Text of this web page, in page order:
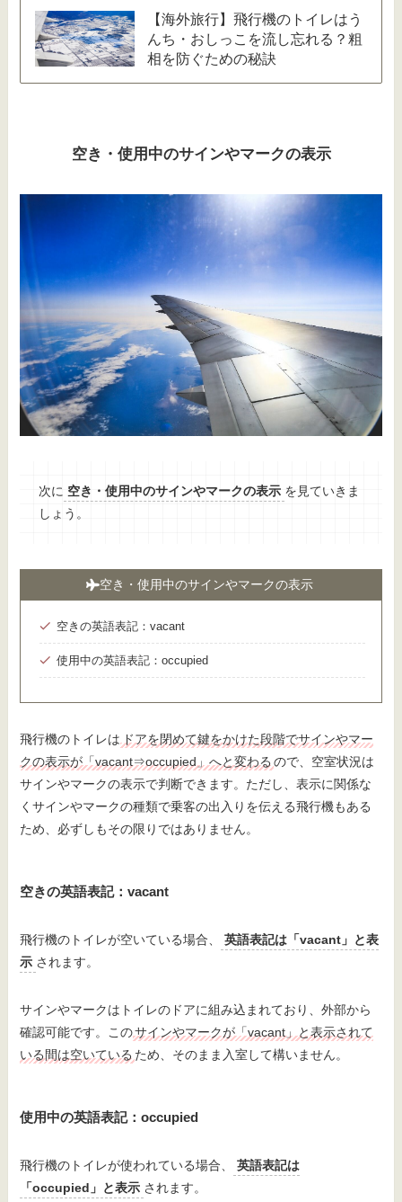
【海外旅行】飛行機のトイレはう
んち・おしっこを流し忘れる？粗
相を防ぐための秘訣
空き・使用中のサインやマークの表示
次に 空き・使用中のサインやマークの表示 を見ていきま
しょう。
空き・使用中のサインやマークの表示
空きの英語表記：vacant
使用中の英語表記：occupied
飛行機のトイレは ドアを閉めて鍵をかけた段階でサインやマー
クの表示が「vacant⇒occupied」へと変わる ので、空室状況は
サインやマークの表示で判断できます。ただし、表示に関係な
くサインやマークの種類で乗客の出入りを伝える飛行機もある
ため、必ずしもその限りではありません。
空きの英語表記：vacant
飛行機のトイレが空いている場合、
英語表記は「vacant」と表
示 されます。
サインやマークはトイレのドアに組み込まれており、外部から
確認可能です。このサインやマークが「vacant」と表示されて
いる間は空いている ため、そのまま入室して構いません。
使用中の英語表記：occupied
飛行機のトイレが使われている場合、
英語表記は
「occupied」と表示 されます。